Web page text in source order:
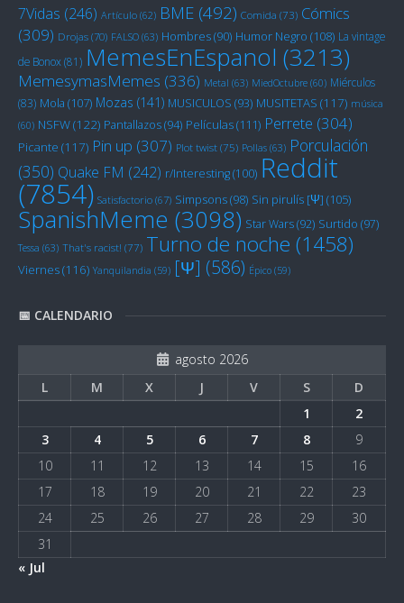
7Vidas (246) Artículo (62) BME (492) Comida (73) Cómics
(309) Drojas (70) FALSO (63) Hombres(90) Humor Negro (108) La vintage
de Bonox(81) MemesEnEspanol (3213)
MemesymasMemes (336) Metal (63) MiedOctubre (60) Miérculos
(83) Mola (107) Mozas (141) MUSICULOS (93) MUSITETAS (117) música
(60) NSFW(122) Pantallazos(94) Películas(111) Perrete (304)
Picante (117) Pin up (307) Plot twist (75) Pollas (63) Porculación
(350) Quake FM (242) r/Interesting(100) Reddit
(7854) Satisfactorio (67) Simpsons(98) Sin pirulís [Ψ] (105)
SpanishMeme (3098) Star Wars(92) Surtido (97)
Tessa (63) That's racist! (77) Turno de noche (1458)
Viernes(116) Yanquilandia (59) [Ψ] (586) Épico (59)
📅 CALENDARIO
agosto 2026
L
M X J V S
D
1
2
3
4 5 6 7 8
9
10
11 12 13 14 15
16
17
18 19 20 21 22
23
24
25 26 27 28 29
30
31
« Jul